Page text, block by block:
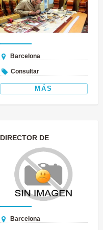
Barcelona
Consultar
MÁS
DIRECTOR DE
VIDEOCLIPS
Barcelona